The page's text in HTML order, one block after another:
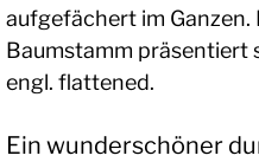
aufgefächert im
Baumstamm präsentiert
engl. flattened.
Ein wunderschöner